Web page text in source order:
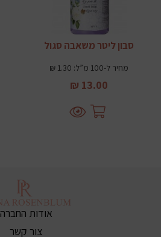
סבון ליטר משאבה סגול
מחיר ל-100 מ”ל: 1.30 ₪
13.00 ₪
אודות החברה
צור קשר